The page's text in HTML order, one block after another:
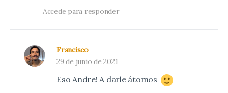
Accede para responder
Francisco
29 de junio de 2021
Eso Andre! A darle átomos